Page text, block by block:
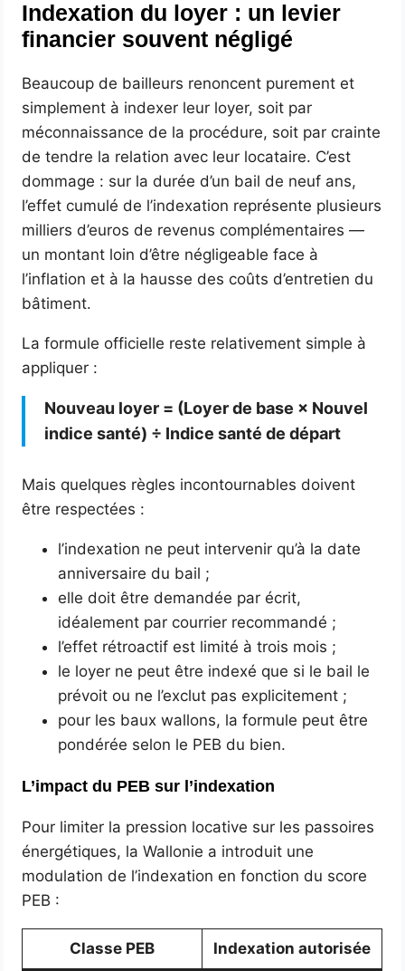
Indexation du loyer : un levier
financier souvent négligé
Beaucoup de bailleurs renoncent purement et
simplement à indexer leur loyer, soit par
méconnaissance de la procédure, soit par crainte
de tendre la relation avec leur locataire. C’est
dommage : sur la durée d’un bail de neuf ans,
l’effet cumulé de l’indexation représente plusieurs
milliers d’euros de revenus complémentaires —
un montant loin d’être négligeable face à
l’inflation et à la hausse des coûts d’entretien du
bâtiment.
La formule officielle reste relativement simple à
appliquer :
Nouveau loyer = (Loyer de base × Nouvel
indice santé) ÷ Indice santé de départ
Mais quelques règles incontournables doivent
être respectées :
l’indexation ne peut intervenir qu’à la date
anniversaire du bail ;
elle doit être demandée par écrit,
idéalement par courrier recommandé ;
l’effet rétroactif est limité à trois mois ;
le loyer ne peut être indexé que si le bail le
prévoit ou ne l’exclut pas explicitement ;
pour les baux wallons, la formule peut être
pondérée selon le PEB du bien.
L’impact du PEB sur l’indexation
Pour limiter la pression locative sur les passoires
énergétiques, la Wallonie a introduit une
modulation de l’indexation en fonction du score
PEB :
Classe PEB Indexation autorisée